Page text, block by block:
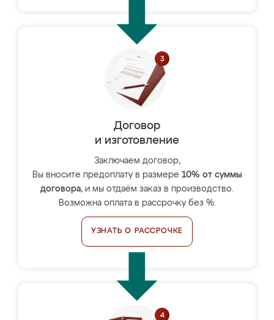
Договор
и изготовление
Заключаем договор,
Вы вносите предоплату в размере 10% от суммы
договора, и мы отдаём заказ в производство.
Возможна оплата в рассрочку без %.
УЗНАТЬ О РАССРОЧКЕ